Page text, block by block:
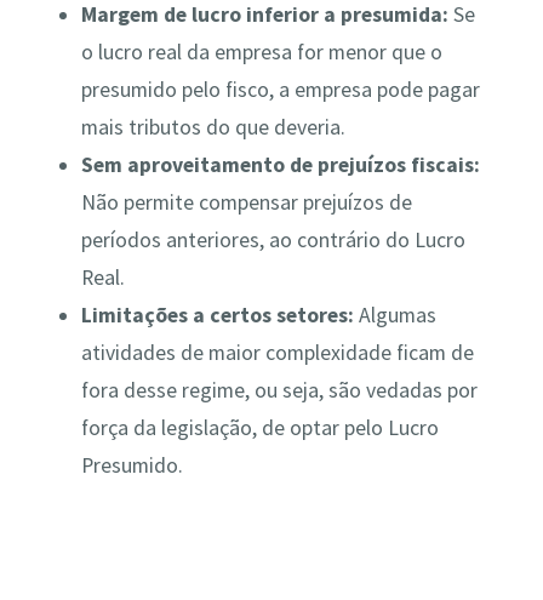
Margem de lucro inferior a presumida:Se
o lucro real da empresa for menor que o
presumido pelo fisco, a empresa pode pagar
mais tributos do que deveria.
Sem aproveitamento de prejuízos fiscais:
Não permite compensar prejuízos de
períodos anteriores, ao contrário do Lucro
Real.
Limitações a certos setores: Algumas
atividades de maior complexidade ficam de
fora desse regime, ou seja, são vedadas por
força da legislação, de optar pelo Lucro
Presumido.